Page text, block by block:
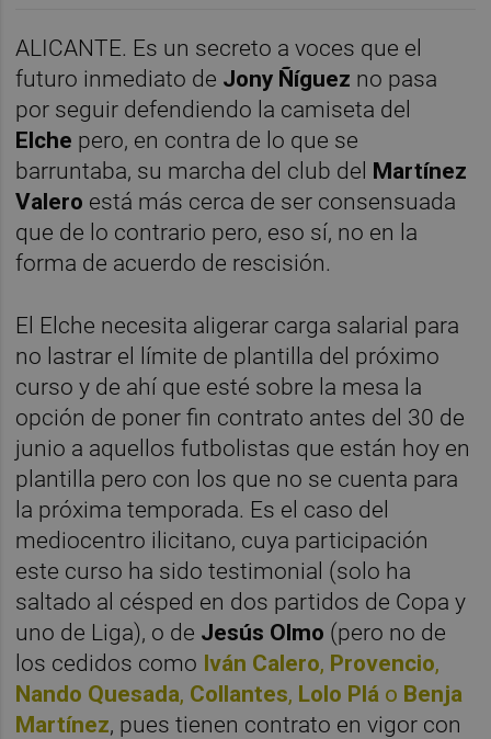
ALICANTE. Es un secreto a voces que el
futuro inmediato de Jony Ñíguez no pasa
por seguir defendiendo la camiseta del
Elche pero, en contra de lo que se
barruntaba, su marcha del club del Martínez
Valero está más cerca de ser consensuada
que de lo contrario pero, eso sí, no en la
forma de acuerdo de rescisión.
El Elche necesita aligerar carga salarial para
no lastrar el límite de plantilla del próximo
curso y de ahí que esté sobre la mesa la
opción de poner fin contrato antes del 30 de
junio a aquellos futbolistas que están hoy en
plantilla pero con los que no se cuenta para
la próxima temporada. Es el caso del
mediocentro ilicitano, cuya participación
este curso ha sido testimonial (solo ha
saltado al césped en dos partidos de Copa y
uno de Liga), o de Jesús Olmo (pero no de
los cedidos como Iván Calero, Provencio,
Nando Quesada, Collantes, Lolo Plá o Benja
Martínez, pues tienen contrato en vigor con